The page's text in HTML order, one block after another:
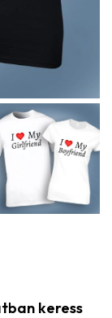
keress